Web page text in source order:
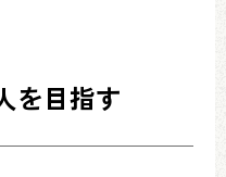
を目指す